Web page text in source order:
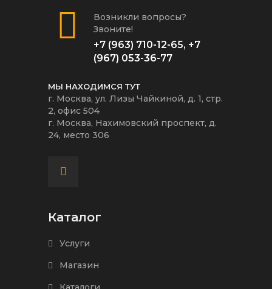
Возникли вопросы?
Звоните!
+7 (963) 710-12-65, +7
(967) 053-36-77
МЫ НАХОДИМСЯ ТУТ
г. Москва, ул. Лизы Чайкиной, д. 1, стр.
2, офис 504
г. Москва, Нахимовский проспект, д.
24, место 306
Каталог
Услуги
Магазин